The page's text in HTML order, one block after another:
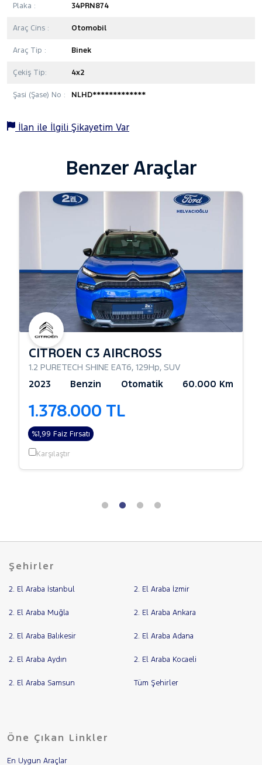
Plaka : 34PRN874
Araç Cins : Otomobil
Araç Tip : Binek
Çekiş Tip: 4x2
Şasi (Şase) No : NLHD*************
İlan ile İlgili Şikayetim Var
Benzer Araçlar
CITROEN C3 AIRCROSS
1.2 PURETECH SHINE EAT6, 129Hp, SUV
2023 Benzin Otomatik 60.000 Km
1.378.000 TL
%1,99 Faiz Fırsatı
Karşılaştır
Şehirler
2. El Araba İstanbul 2. El Araba İzmir
2. El Araba Muğla 2. El Araba Ankara
2. El Araba Balıkesir 2. El Araba Adana
2. El Araba Aydın 2. El Araba Kocaeli
2. El Araba Samsun Tüm Şehirler
Öne Çıkan Linkler
En Uygun Araçlar